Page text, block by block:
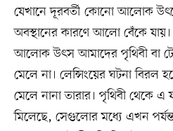
যেখানে দূরবর্তী কোনো আলোক
অবস্থানের কারণে আলো বেঁকে
আলোক উৎস আমাদের পৃথিবী বা
মেলে না। লেন্সিংয়ের ঘটনা
মেলে নানা তারার। পৃথিবী থেকে এ
মিলেছে, সেগুলোর মধ্যে এখন